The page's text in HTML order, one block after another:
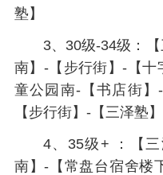
塾】
3、30级-34级：
南】-【步行街】-【十
童公园南-【书店街
【步行街】-【三泽塾】
4、35级+ ：【
南】-【常盘台宿舍楼